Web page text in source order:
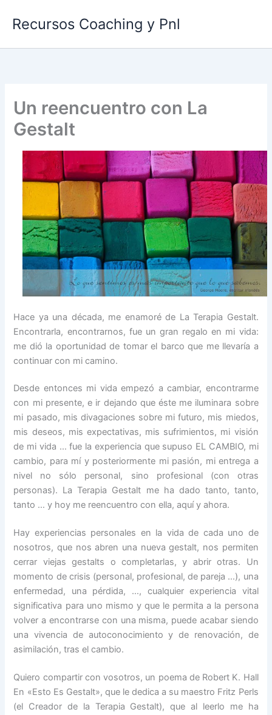
Recursos Coaching y Pnl
Un reencuentro con La
Gestalt
Hace ya una década, me enamoré de La Terapia Gestalt.
Encontrarla, encontrarnos, fue un gran regalo en mi vida:
me dió la oportunidad de tomar el barco que me llevaría a
continuar con mi camino.
Desde entonces mi vida empezó a cambiar, encontrarme
con mi presente, e ir dejando que éste me iluminara sobre
mi pasado, mis divagaciones sobre mi futuro, mis miedos,
mis deseos, mis expectativas, mis sufrimientos, mi visión
de mi vida … fue la experiencia que supuso EL CAMBIO, mi
cambio, para mí y posteriormente mi pasión, mi entrega a
nivel no sólo personal, sino profesional (con otras
personas). La Terapia Gestalt me ha dado tanto, tanto,
tanto … y hoy me reencuentro con ella, aquí y ahora.
Hay experiencias personales en la vida de cada uno de
nosotros, que nos abren una nueva gestalt, nos permiten
cerrar viejas gestalts o completarlas, y abrir otras. Un
momento de crisis (personal, profesional, de pareja …), una
enfermedad, una pérdida, …, cualquier experiencia vital
significativa para uno mismo y que le permita a la persona
volver a encontrarse con una misma, puede acabar siendo
una vivencia de autoconocimiento y de renovación, de
asimilación, tras el cambio.
Quiero compartir con vosotros, un poema de Robert K. Hall
En «Esto Es Gestalt», que le dedica a su maestro Fritz Perls
(el Creador de la Terapia Gestalt), que al leerlo me ha